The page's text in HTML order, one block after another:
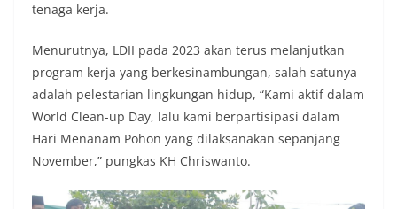
tenaga kerja.
Menurutnya, LDII pada 2023 akan terus melanjutkan
program kerja yang berkesinambungan, salah satunya
adalah pelestarian lingkungan hidup, “Kami aktif dalam
World Clean-up Day, lalu kami berpartisipasi dalam
Hari Menanam Pohon yang dilaksanakan sepanjang
November,” pungkas KH Chriswanto.